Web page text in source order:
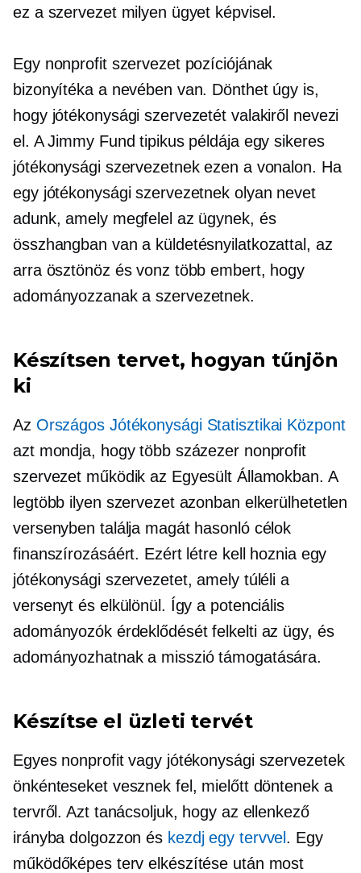
ez a szervezet milyen ügyet képvisel.
Egy nonprofit szervezet pozíciójának
bizonyítéka a nevében van. Dönthet úgy is,
hogy jótékonysági szervezetét valakiről nevezi
el. A Jimmy Fund tipikus példája egy sikeres
jótékonysági szervezetnek ezen a vonalon. Ha
egy jótékonysági szervezetnek olyan nevet
adunk, amely megfelel az ügynek, és
összhangban van a küldetésnyilatkozattal, az
arra ösztönöz és vonz több embert, hogy
adományozzanak a szervezetnek.
Készítsen tervet, hogyan tűnjön
ki
Az Országos Jótékonysági Statisztikai Központ
azt mondja, hogy több százezer nonprofit
szervezet működik az Egyesült Államokban. A
legtöbb ilyen szervezet azonban elkerülhetetlen
versenyben találja magát hasonló célok
finanszírozásáért. Ezért létre kell hoznia egy
jótékonysági szervezetet, amely túléli a
versenyt és elkülönül. Így a potenciális
adományozók érdeklődését felkelti az ügy, és
adományozhatnak a misszió támogatására.
Készítse el üzleti tervét
Egyes nonprofit vagy jótékonysági szervezetek
önkénteseket vesznek fel, mielőtt döntenek a
tervről. Azt tanácsoljuk, hogy az ellenkező
irányba dolgozzon és kezdj egy tervvel . Egy
működőképes terv elkészítése után most